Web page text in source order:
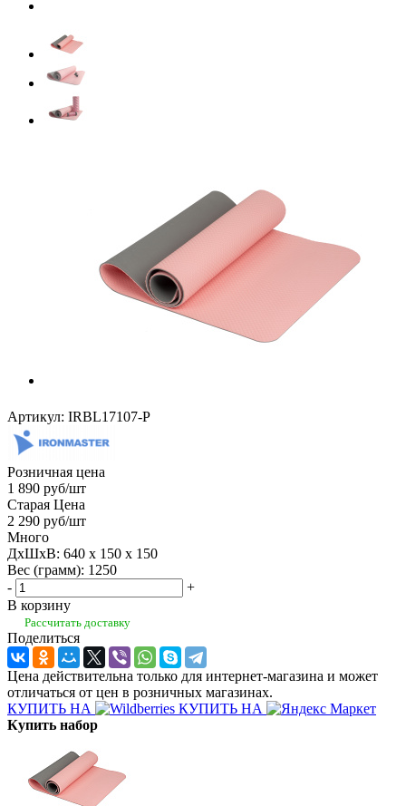
Артикул: IRBL17107-P
Розничная цена
1 890 руб/шт
Старая Цена
2 290 руб/шт
Много
ДхШхВ: 640 x 150 x 150
Вес (грамм): 1250
-
+
В корзину
Рассчитать доставку
Поделиться
Цена действительна только для интернет-магазина и может
отличаться от цен в розничных магазинах.
КУПИТЬ НА
КУПИТЬ НА
Купить набор